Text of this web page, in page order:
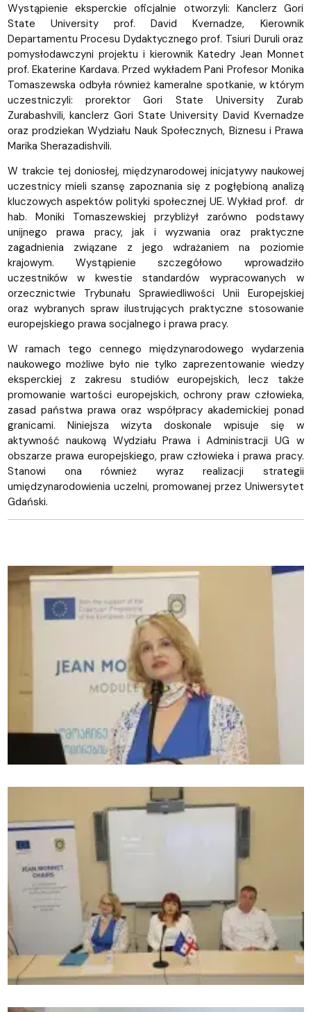
Wystąpienie eksperckie oficjalnie otworzyli: Kanclerz Gori
State University prof. David Kvernadze, Kierownik
Departamentu Procesu Dydaktycznego prof. Tsiuri Duruli oraz
pomysłodawczyni projektu i kierownik Katedry Jean Monnet
prof. Ekaterine Kardava. Przed wykładem Pani Profesor Monika
Tomaszewska odbyła również kameralne spotkanie, w którym
uczestniczyli: prorektor Gori State University Zurab
Zurabashvili, kanclerz Gori State University David Kvernadze
oraz prodziekan Wydziału Nauk Społecznych, Biznesu i Prawa
Marika Sherazadishvili.
W trakcie tej doniosłej, międzynarodowej inicjatywy naukowej
uczestnicy mieli szansę zapoznania się z pogłębioną analizą
kluczowych aspektów polityki społecznej UE. Wykład prof. dr
hab. Moniki Tomaszewskiej przybliżył zarówno podstawy
unijnego prawa pracy, jak i wyzwania oraz praktyczne
zagadnienia związane z jego wdrażaniem na poziomie
krajowym. Wystąpienie szczegółowo wprowadziło
uczestników w kwestie standardów wypracowanych w
orzecznictwie Trybunału Sprawiedliwości Unii Europejskiej
oraz wybranych spraw ilustrujących praktyczne stosowanie
europejskiego prawa socjalnego i prawa pracy.
W ramach tego cennego międzynarodowego wydarzenia
naukowego możliwe było nie tylko zaprezentowanie wiedzy
eksperckiej z zakresu studiów europejskich, lecz także
promowanie wartości europejskich, ochrony praw człowieka,
zasad państwa prawa oraz współpracy akademickiej ponad
granicami. Niniejsza wizyta doskonale wpisuje się w
aktywność naukową Wydziału Prawa i Administracji UG w
obszarze prawa europejskiego, praw człowieka i prawa pracy.
Stanowi ona również wyraz realizacji strategii
umiędzynarodowienia uczelni, promowanej przez Uniwersytet
Gdański.